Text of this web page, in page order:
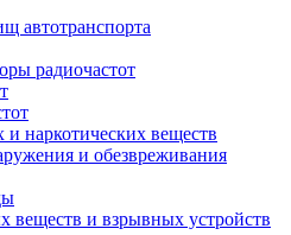
автотранспорта
радиочастот
наркотических веществ
и обезвреживания
веществ и взрывных устройств